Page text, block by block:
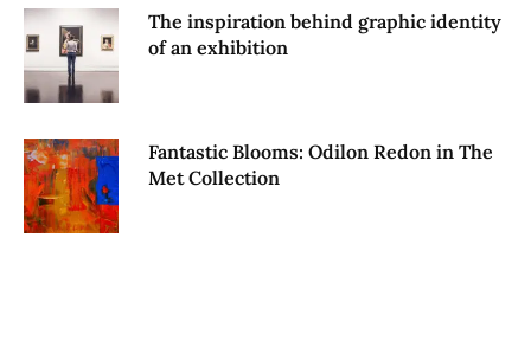
The inspiration behind graphic identity
of an exhibition
Fantastic Blooms: Odilon Redon in The
Met Collection